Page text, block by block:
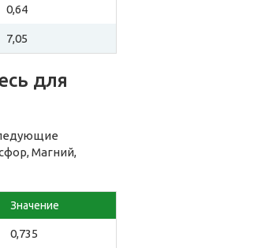
0,64
7,05
для
Магний,
Значение
0,735